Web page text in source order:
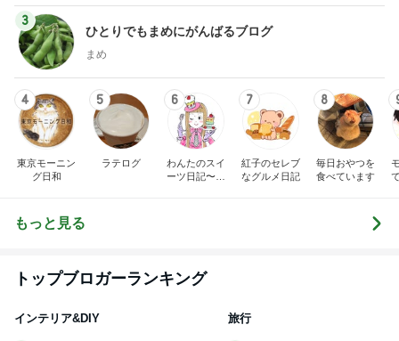
3
ひとりでもまめにがんばるブログ
まめ
4
東京モーニン
グ日和
5
ラテログ
6
わんたのスイ
ーツ日記〜小
7
紅子のセレブ
なグルメ日記
8
毎日おやつを
食べています
もっと見る
トップブロガーランキング
インテリア&DIY 旅行